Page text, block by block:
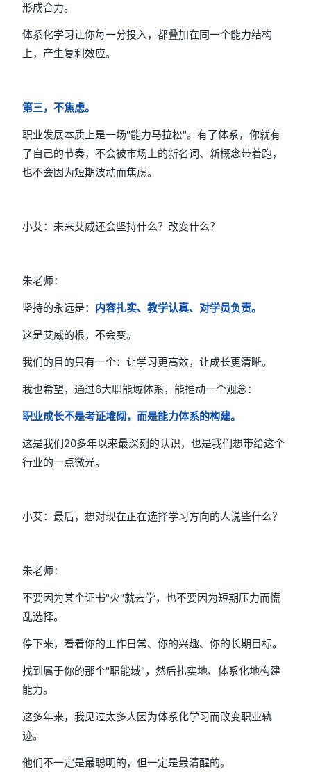
形成合力。
体系化学习让你每一分投入，都叠加在同一个能力结构
上，产生复利效应。
第三，不焦虑。
职业发展本质上是一场"能力马拉松"。有了体系，你就有
了自己的节奏，不会被市场上的新名词、新概念带着跑，
也不会因为短期波动而焦虑。
小艾：未来艾威还会坚持什么？改变什么？
朱老师：
坚持的永远是： 内容扎实、教学认真、对学员负责。
这是艾威的根，不会变。
我们的目的只有一个：让学习更高效，让成长更清晰。
我也希望，通过6大职能域体系，能推动一个观念：
职业成长不是考证堆砌，而是能力体系的构建。
这是我们20多年以来最深刻的认识，也是我们想带给这个
行业的一点微光。
小艾：最后，想对现在正在选择学习方向的人说些什么？
朱老师：
不要因为某个证书"火"就去学，也不要因为短期压力而慌
乱选择。
停下来，看看你的工作日常、你的兴趣、你的长期目标。
找到属于你的那个"职能域"，然后扎实地、体系化地构建
能力。
这多年来，我见过太多人因为体系化学习而改变职业轨
迹。
他们不一定是最聪明的，但一定是最清醒的。